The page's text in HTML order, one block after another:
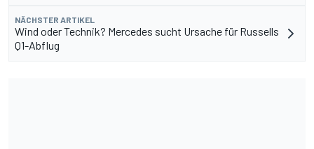
NÄCHSTER ARTIKEL
Wind oder Technik? Mercedes sucht Ursache für Russells
Q1-Abflug